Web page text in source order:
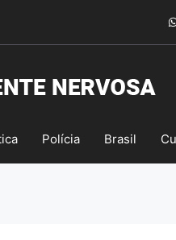
Polícia Brasil